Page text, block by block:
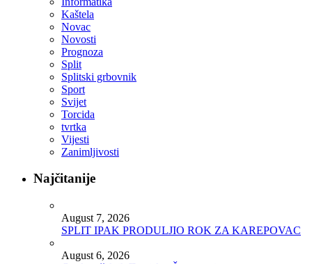
Kaštela
Novac
Novosti
Prognoza
Split
Splitski grbovnik
Sport
Svijet
Torcida
tvrtka
Vijesti
Zanimljivosti
Najčitanije
August 7, 2026
SPLIT IPAK PRODULJIO ROK ZA KAREPOVAC
August 6, 2026